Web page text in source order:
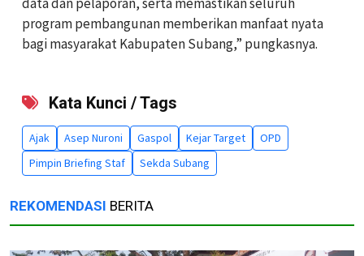
program pembangunan memberikan manfaat nyata
bagi masyarakat Kabupaten Subang,” pungkasnya.
Kata Kunci / Tags
Ajak Asep Nuroni Gaspol Kejar Target
OPD
Pimpin Briefing Staf
Sekda Subang
REKOMENDASI BERITA